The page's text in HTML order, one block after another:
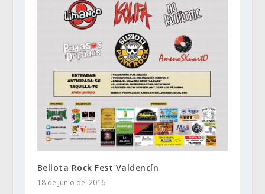
Bellota Rock Fest Valdencín
18 de junio del 2016